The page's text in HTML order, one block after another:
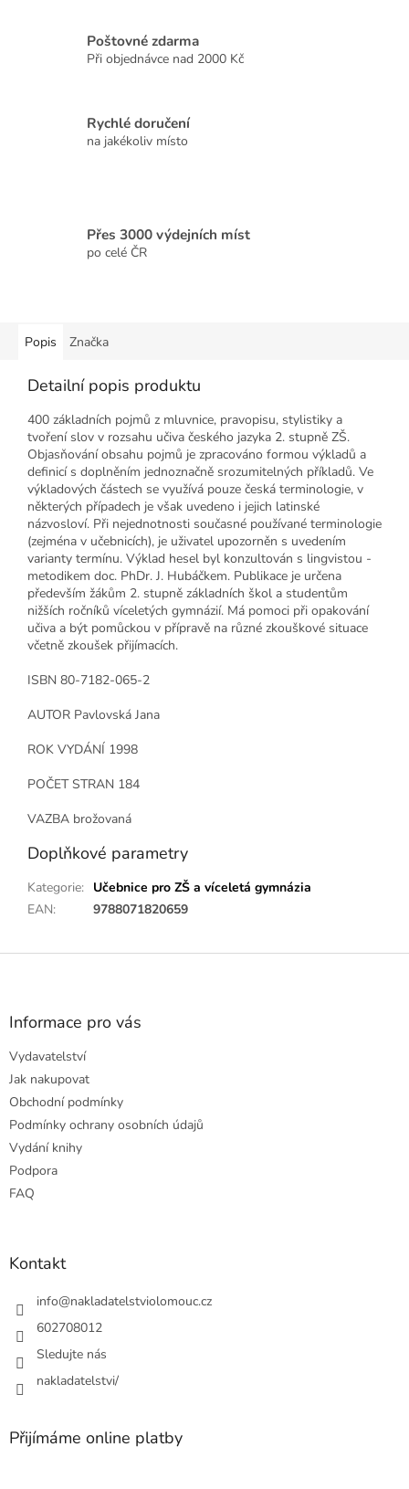
Poštovné zdarma
Při objednávce nad 2000 Kč
Rychlé doručení
na jakékoliv místo
Přes 3000 výdejních míst
po celé ČR
Popis Značka
Detailní popis produktu
400 základních pojmů z mluvnice, pravopisu, stylistiky a
tvoření slov v rozsahu učiva českého jazyka 2. stupně ZŠ.
Objasňování obsahu pojmů je zpracováno formou výkladů a
definicí s doplněním jednoznačně srozumitelných příkladů. Ve
výkladových částech se využívá pouze česká terminologie, v
některých případech je však uvedeno i jejich latinské
názvosloví. Při nejednotnosti současné používané terminologie
(zejména v učebnicích), je uživatel upozorněn s uvedením
varianty termínu. Výklad hesel byl konzultován s lingvistou -
metodikem doc. PhDr. J. Hubáčkem. Publikace je určena
především žákům 2. stupně základních škol a studentům
nižších ročníků víceletých gymnázií. Má pomoci při opakování
učiva a být pomůckou v přípravě na různé zkouškové situace
včetně zkoušek přijímacích.
ISBN 80-7182-065-2
AUTOR Pavlovská Jana
ROK VYDÁNÍ 1998
POČET STRAN 184
VAZBA brožovaná
Doplňkové parametry
Kategorie: Učebnice pro ZŠ a víceletá gymnázia
EAN: 9788071820659
Z
Informace pro vás
Vydavatelství
Jak nakupovat
Obchodní podmínky
Podmínky ochrany osobních údajů
Vydání knihy
Podpora
FAQ
Kontakt
info@nakladatelstviolomouc.cz
602708012
Sledujte nás
nakladatelstvi/
Přijímáme online platby